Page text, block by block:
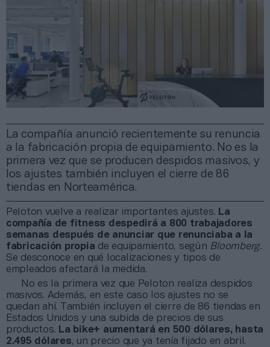
La compañía anunció recientemente su renuncia
a la fabricación propia de equipamiento. No es la
primera vez que se producen despidos masivos, y
los ajustes también incluyen el cierre de 86
tiendas en Norteamérica.
Peloton vuelve a realizar importantes ajustes. La
compañía de fitness despedirá a 800 trabajadores
semanas después de anunciar que renunciaba a la
fabricación propia de equipamiento, según Bloomberg.
Se desconoce en qué localizaciones y tipos de
empleados afectará la medida.
No es la primera vez que Peloton realiza despidos
masivos. Además, en este caso los ajustes no se
quedan ahí. También incluyen el cierre de 86 tiendas en
Estados Unidos y una subida de precios de sus
productos. La bike+ aumentará en 500 dólares, hasta
2.495 dólares, un precio que ya tenía fijado en abril.